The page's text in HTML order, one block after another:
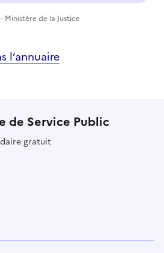
de la Justice
l’annuaire
de Service Public
gratuit